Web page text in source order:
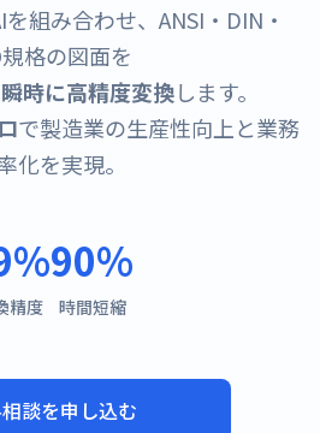
組み合わせ、ANSI・DIN・
規格の図面を
瞬時に高精度変換します。
で製造業の生産性向上と業務
化を実現。
精度
90%
時間短縮
談を申し込む